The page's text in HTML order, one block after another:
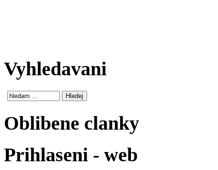
Vyhledavani
Oblibene clanky
Prihlaseni - web